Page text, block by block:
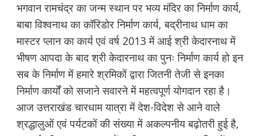
भगवान रामचंद्र का जन्म स्थान पर भव्य मंदिर का निर्माण कार्य,
बाबा विश्वनाथ का कॉरिडोर निर्माण कार्य, बद्रीनाथ धाम का
मास्टर प्लान का कार्य एवं वर्ष 2013 में आई श्री केदारनाथ में
भीषण आपदा के बाद श्री केदारनाथ का पुनः निर्माण कार्य हो इन
सब के निर्माण में हमारे श्रमिकों द्वारा जितनी तेजी से इनका
निर्माण कार्यों को सजाने सवारने में महत्वपूर्ण योगदान रहा है।
आज उत्तराखंड चारधाम यात्रा में देश-विदेश से आने वाले
श्रद्धालुओं एवं पर्यटकों की संख्या में अकल्पनीय बढ़ोतरी हुई है,